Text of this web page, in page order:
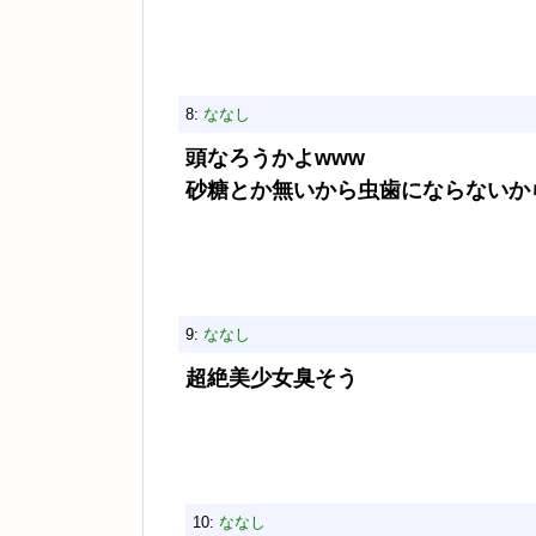
8: ななし
頭なろうかよwww
砂糖とか無いから虫歯にならないか
9: ななし
超絶美少女臭そう
10: ななし